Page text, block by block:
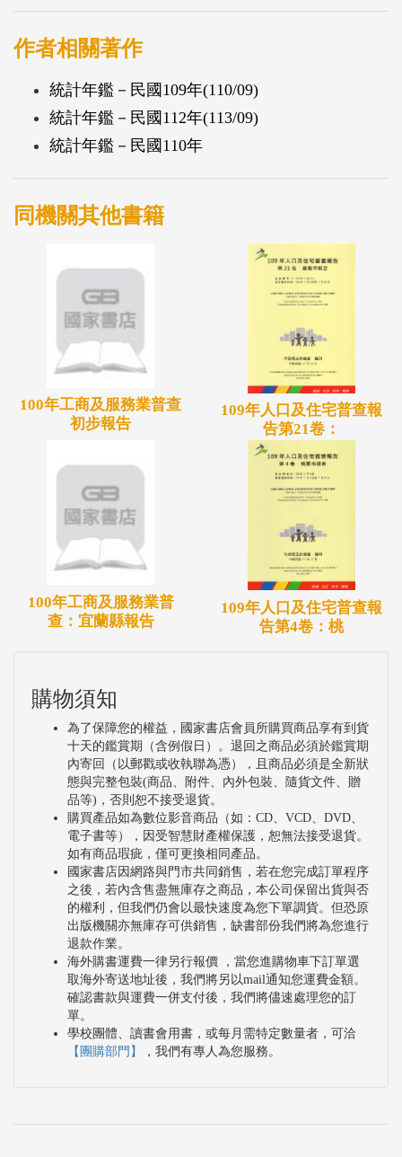
作者相關著作
統計年鑑－民國109年(110/09)
統計年鑑－民國112年(113/09)
統計年鑑－民國110年
同機關其他書籍
100年工商及服務業普查
初步報告
109年人口及住宅普查報
告第21卷：
100年工商及服務業普
查：宜蘭縣報告
109年人口及住宅普查報
告第4卷：桃
購物須知
為了保障您的權益，國家書店會員所購買商品享有到貨
十天的鑑賞期（含例假日）。退回之商品必須於鑑賞期
內寄回（以郵戳或收執聯為憑），且商品必須是全新狀
態與完整包裝(商品、附件、內外包裝、隨貨文件、贈
品等)，否則恕不接受退貨。
購買產品如為數位影音商品（如：CD、VCD、DVD、
電子書等），因受智慧財產權保護，恕無法接受退貨。
如有商品瑕疵，僅可更換相同產品。
國家書店因網路與門市共同銷售，若在您完成訂單程序
之後，若內含售盡無庫存之商品，本公司保留出貨與否
的權利，但我們仍會以最快速度為您下單調貨。但恐原
出版機關亦無庫存可供銷售，缺書部份我們將為您進行
退款作業。
海外購書運費一律另行報價 ，當您進購物車下訂單選
取海外寄送地址後，我們將另以mail通知您運費金額。
確認書款與運費一併支付後，我們將儘速處理您的訂
單。
學校團體、讀書會用書，或每月需特定數量者，可洽
【團購部門】
，我們有專人為您服務。